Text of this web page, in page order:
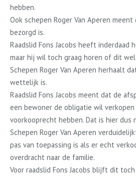
hebben.
Ook schepen Roger Van Aperen
bezorgd is.
Raadslid Fons Jacobs heeft inderdaad
maar hij wil toch graag horen of dit
Schepen Roger Van Aperen herhaalt
wettelijk is.
Raadslid Fons Jacobs meent dat de
een bewoner de obligatie wil verkopen
voorkooprecht hebben. Dat is hier dus
Schepen Roger Van Aperen
pas van toepassing is als er echt
overdracht naar de familie.
Voor raadslid Fons Jacobs blijft dit